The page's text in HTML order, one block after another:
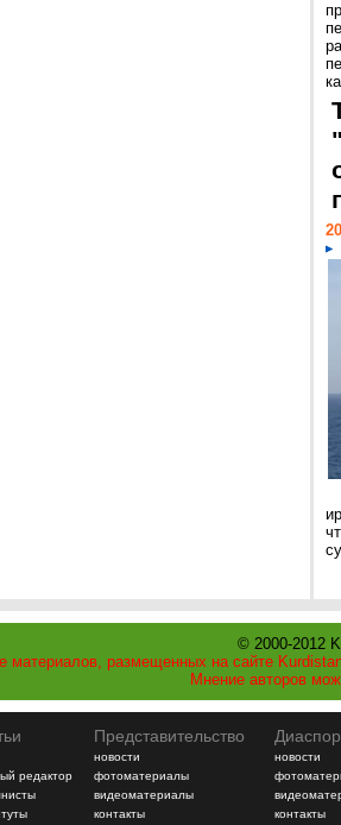
© 2000-2012
материалов, размещенных на сайте
Мнение авторов
редактор
Представительство
новости
фотоматериалы
видеоматериалы
контакты
новости
контакты